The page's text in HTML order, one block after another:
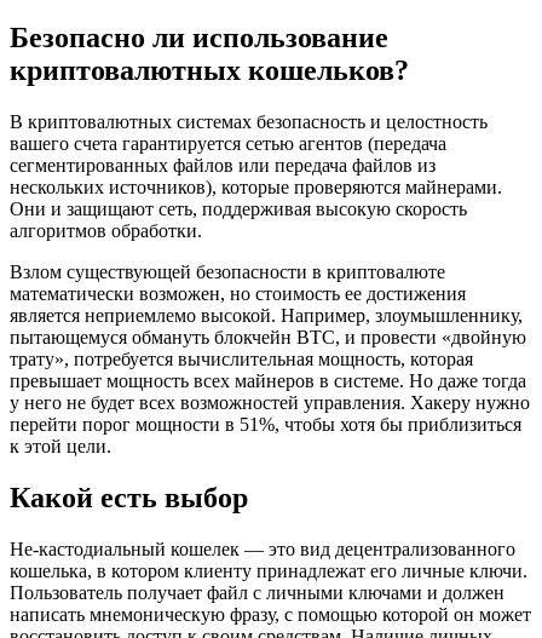
Безопасно ли использование
криптовалютных кошельков?
В криптовалютных системах безопасность и целостность
вашего счета гарантируется сетью агентов (передача
сегментированных файлов или передача файлов из
нескольких источников), которые проверяются майнерами.
Они и защищают сеть, поддерживая высокую скорость
алгоритмов обработки.
Взлом существующей безопасности в криптовалюте
математически возможен, но стоимость ее достижения
является неприемлемо высокой. Например, злоумышленнику,
пытающемуся обмануть блокчейн BTC, и провести «двойную
трату», потребуется вычислительная мощность, которая
превышает мощность всех майнеров в системе. Но даже тогда
у него не будет всех возможностей управления. Хакеру нужно
перейти порог мощности в 51%, чтобы хотя бы приблизиться
к этой цели.
Какой есть выбор
Не-кастодиальный кошелек — это вид децентрализованного
кошелька, в котором клиенту принадлежат его личные ключи.
Пользователь получает файл с личными ключами и должен
написать мнемоническую фразу, с помощью которой он может